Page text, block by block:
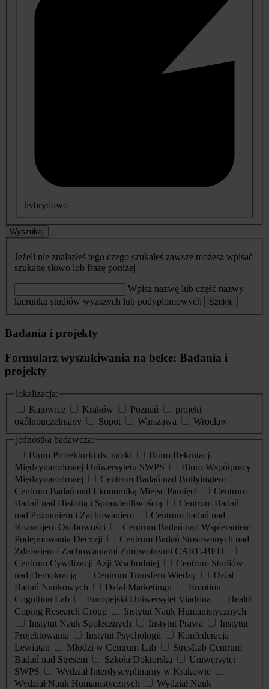
hybrydowo
Wyszukaj
Jeżeli nie znalazłeś tego czego szukałeś zawsze możesz wpisać
szukane słowo lub frazę poniżej
Wpisz nazwę lub część nazwy
kierunku studiów wyższych lub podyplomowych
Szukaj
Badania i projekty
Formularz wyszukiwania na belce: Badania i
projekty
lokalizacja:
Katowice
Kraków Poznań
projekt
ogólnouczelniany
Sopot Warszawa
Wrocław
jednostka badawcza:
Biuro Prorektorki ds. nauki
Biuro Rekrutacji
Międzynarodowej Uniwersytetu SWPS
Biuro Współpracy
Międzynarodowej
Centrum Badań nad Bullyingiem
Centrum Badań nad Ekonomiką Miejsc Pamięci
Centrum
Badań nad Historią i Sprawiedliwością
Centrum Badań
nad Poznaniem i Zachowaniem
Centrum badań nad
Rozwojem Osobowości
Centrum Badań nad Wspieraniem
Podejmowania Decyzji
Centrum Badań Stosowanych nad
Zdrowiem i Zachowaniami Zdrowotnymi CARE-BEH
Centrum Cywilizacji Azji Wschodniej
Centrum Studiów
nad Demokracją
Centrum Transferu Wiedzy
Dział
Badań Naukowych
Dział Marketingu
Emotion
Cognition Lab
Europejski Uniwersytet Viadrina
Health
Coping Research Group
Instytut Nauk Humanistycznych
Instytut Nauk Społecznych
Instytut Prawa
Instytut
Projektowania
Instytut Psychologii
Konfederacja
Lewiatan
Młodzi w Centrum Lab
StresLab Centrum
Badań nad Stresem
Szkoła Doktorska
Uniwersytet
SWPS
Wydział Interdyscyplinarny w Krakowie
Wydział Nauk Humanistycznych
Wydział Nauk